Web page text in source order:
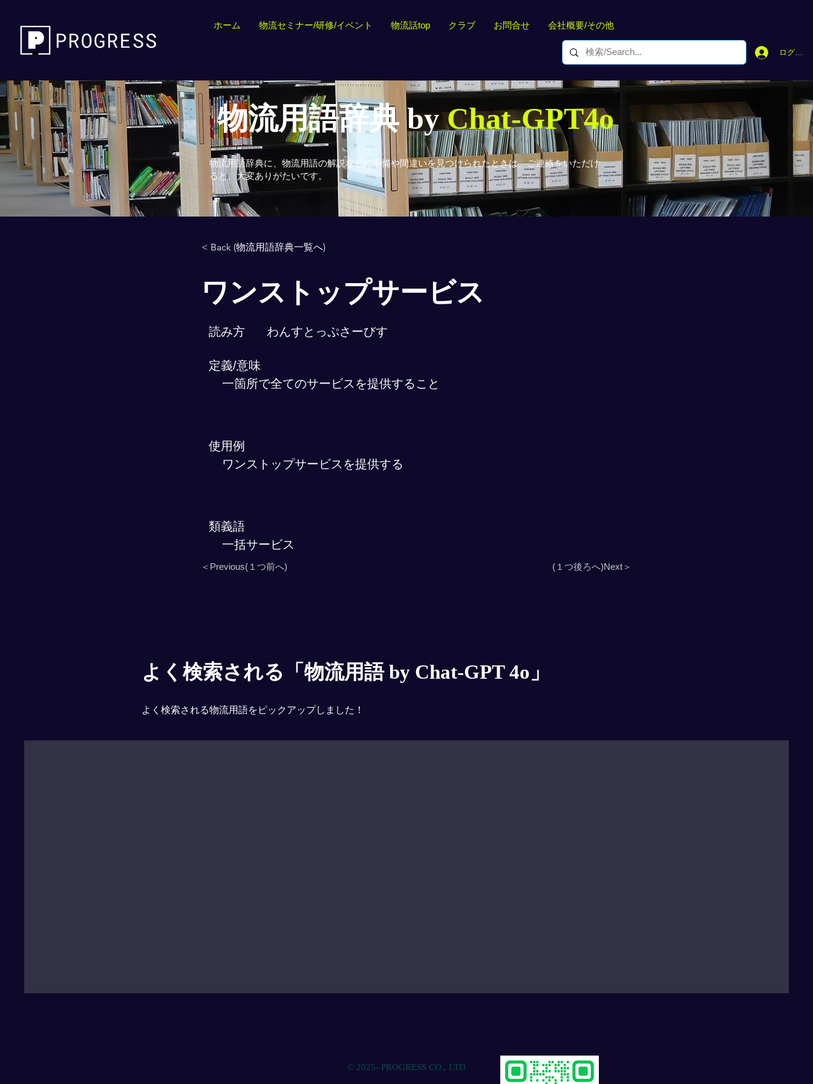
ホーム 物流セミナー/研修/イベント 物流話top クラブ お問合せ 会社概要/その他
ログイン
物流用語辞典 byChat-GPT4o
物流用語辞典に、物流用語の解説などに不備や間違いを見つけられたときは、ご連絡をいただけ
ると、大変ありがたいです。
< Back (物流用語辞典一覧へ)
ワンストップサービス
読み方 わんすとっぷさーびす
定義/意味
一箇所で全てのサービスを提供すること
使用例
ワンストップサービスを提供する
類義語
一括サービス
＜Previous(１つ前へ) (１つ後ろへ)Next＞
よく検索される「物流用語 by Chat-GPT 4o」
よく検索される物流用語をピックアップしました！
© 2025- PROGRESS CO., LTD